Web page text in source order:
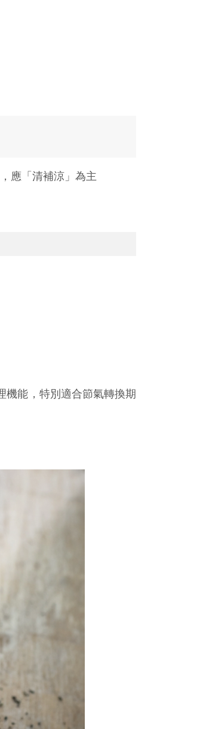
應「清補涼」為主
機能，特別適合節氣轉換期